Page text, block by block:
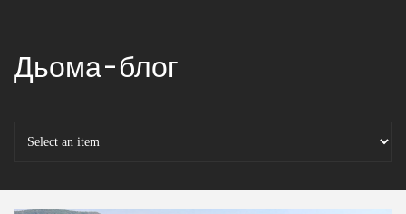
Дьома-блог